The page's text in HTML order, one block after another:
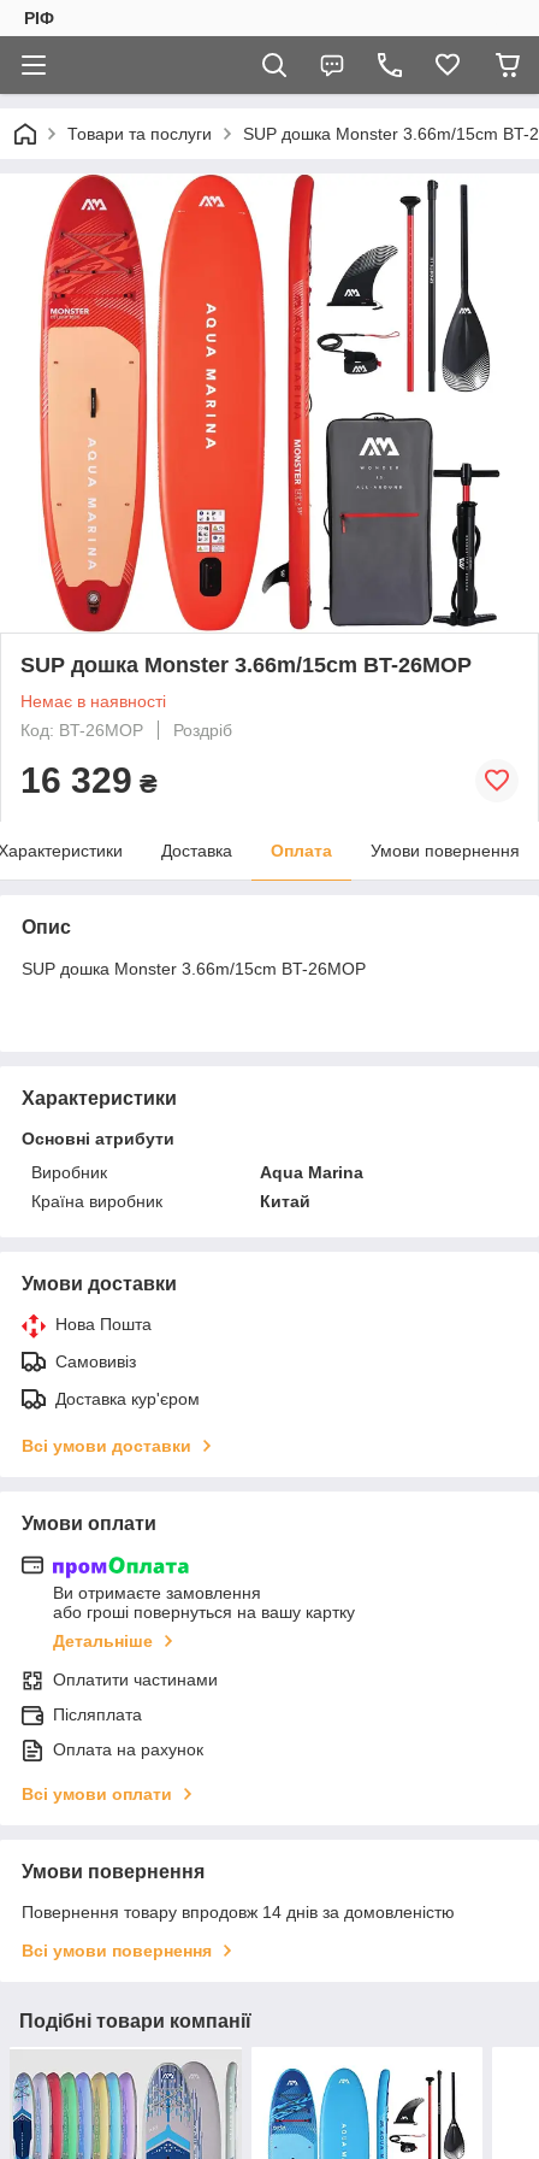
РІФ
Товари та послуги SUP дошка Monster 3.66m/15cm BT-
SUP дошка Monster 3.66m/15cm BT-26MOP
Немає в наявності
Код: BT-26MOP
Роздріб
16 329 ₴
Доставка Оплата Умови повернення
Опис
SUP дошка Monster 3.66m/15cm BT-26MOP
Характеристики
Основні атрибути
Виробник
Aqua Marina
Країна виробник
Китай
Умови доставки
Нова Пошта
Самовивіз
Доставка кур'єром
Всі умови доставки
Умови оплати
Ви отримаєте замовлення
або гроші повернуться на вашу картку
Детальніше
Оплатити частинами
Післяплата
Оплата на рахунок
Всі умови оплати
Умови повернення
Повернення товару впродовж 14 днів за домовленістю
Всі умови повернення
Подібні товари компанії